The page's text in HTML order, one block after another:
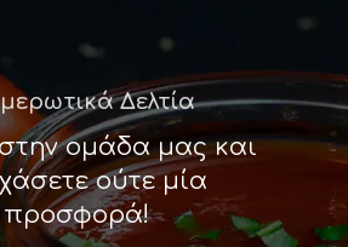
Δελτία
ομάδα μας και
ούτε μία
προσφορά!